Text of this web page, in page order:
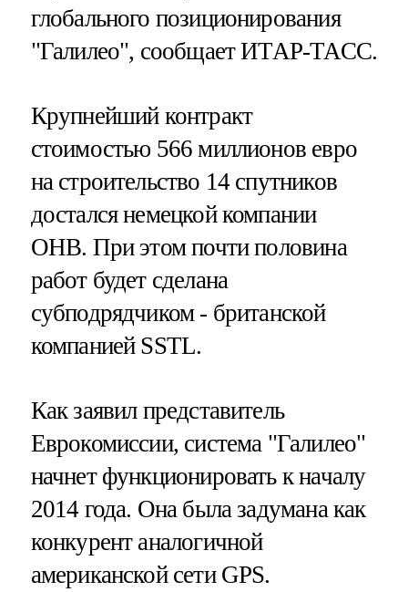
глобального позиционирования
"Галилео", сообщает ИТАР-ТАСС.
Крупнейший контракт
стоимостью 566 миллионов евро
на строительство 14 спутников
достался немецкой компании
OHB. При этом почти половина
работ будет сделана
субподрядчиком - британской
компанией SSTL.
Как заявил представитель
Еврокомиссии, система "Галилео"
начнет функционировать к началу
2014 года. Она была задумана как
конкурент аналогичной
американской сети GPS.